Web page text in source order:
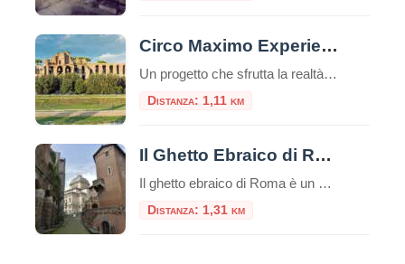
Circo Maximo Experience, l’età imperiale rivive con la realtà virtuale
Un progetto che sfrutta la realtà virtuale e aumentata per trasportare i viaggiatori nel vivo dell’età imperiale: Circo Maximo Experience è una delle proposte più interessanti da trovare nella Capitale, un’occasione per visitare l’area attraversandone le diverse fasi storiche. Ecco come funziona la visita e quali sono i costi. Nuove opportunità per il turismo con […]
Distanza: 1,11 km
Il Ghetto Ebraico di Roma
Il ghetto ebraico di Roma è un piccolo quartiere delimitato dal Tevere da una parte e da Piazza Venezia dall’altra, è una zona ricca di storia e cultura e offre diverse attrazioni e luoghi da visitare e numerosi ristorantini tipici.Questo ghetto è stato uno dei primi ghetti istituiti in Europa e ha avuto un impatto […]
Distanza: 1,31 km